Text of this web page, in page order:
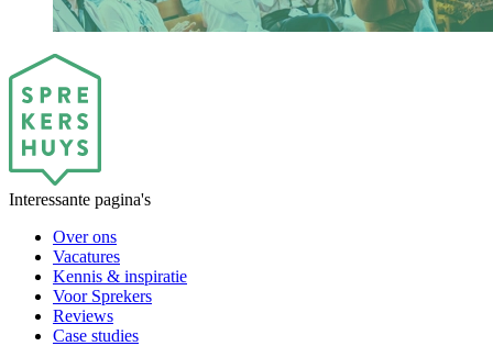
Interessante pagina's
Over ons
Vacatures
Kennis & inspiratie
Voor Sprekers
Reviews
Case studies